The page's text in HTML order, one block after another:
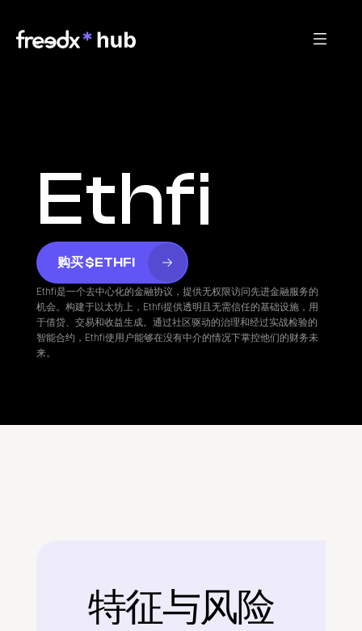
Ethfi
购买 $ETHFI
Ethfi是一个去中心化的金融协议，提供无权限访问先进金融服务的
机会。构建于以太坊上，Ethfi提供透明且无需信任的基础设施，用
于借贷、交易和收益生成。通过社区驱动的治理和经过实战检验的
智能合约，Ethfi使用户能够在没有中介的情况下掌控他们的财务未
来。
后面
特征与风险